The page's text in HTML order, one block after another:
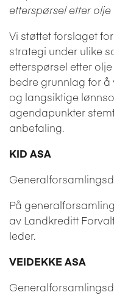
etterspørsel etter olje
Vi støttet forslaget
strategi under ulike
etterspørsel etter
bedre grunnlag for
og langsiktige
agendapunkter
anbefaling.
KID ASA
På
av Landkreditt
leder.
VEIDEKKE ASA